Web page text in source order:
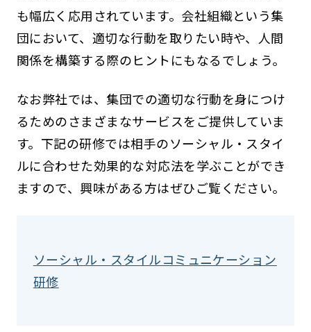
も幅広く応用されています。会社組織という集
団において、適切な行動を取りたい時や、人間
関係を構築する際のヒントにもなるでしょう。
なお弊社では、集団での適切な行動を身につけ
るためのさまざまなサービスをご提供していま
す。下記の研修では相手のソーシャル・スタイ
ルに合わせた効果的な対応法を学ぶことができ
ますので、興味がある方はぜひご覧ください。
ソーシャル・スタイルコミュニケーション
研修